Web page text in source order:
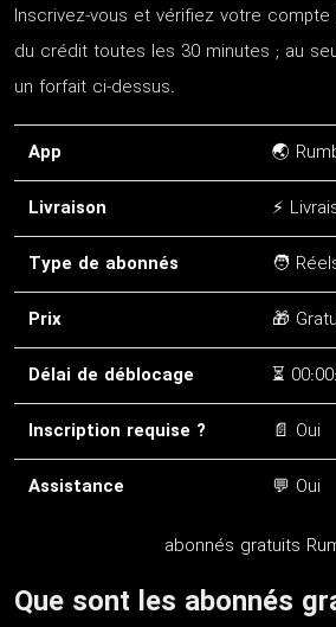
Inscrivez-vous et vérifiez votre
du crédit toutes les 30 minutes ; au
un forfait ci-dessus.
App
🌏
Livraison
⚡
Type de abonnés
🧑
Prix
🎁
Délai de déblocage
⏳
Inscription requise ?
📄 Oui
Assistance
💬 Oui
abonnés gratuits
Que sont les abonnés